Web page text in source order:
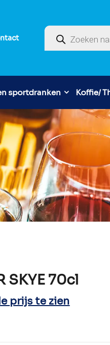
Producten zoeken
sportdranken Koffie/
SKYE 70cl
prijs te zien